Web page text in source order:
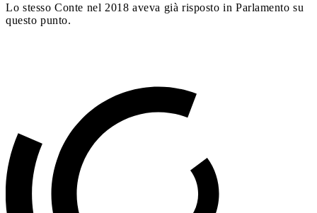
Lo stesso Conte nel 2018 aveva già risposto in Parlamento su
questo punto.